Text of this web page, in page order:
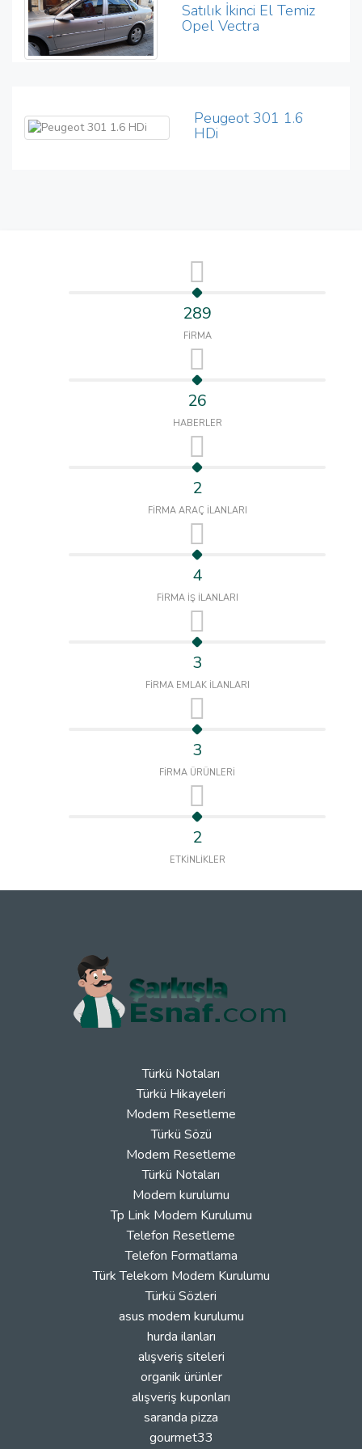
Satılık İkinci El Temiz
Opel Vectra
Peugeot 301 1.6
HDi
289
FİRMA
26
HABERLER
2
FİRMA ARAÇ İLANLARI
4
FİRMA İŞ İLANLARI
3
FİRMA EMLAK İLANLARI
3
FİRMA ÜRÜNLERİ
2
ETKİNLİKLER
Türkü Notaları
Türkü Hikayeleri
Modem Resetleme
Türkü Sözü
Modem Resetleme
Türkü Notaları
Modem kurulumu
Tp Link Modem Kurulumu
Telefon Resetleme
Telefon Formatlama
Türk Telekom Modem Kurulumu
Türkü Sözleri
asus modem kurulumu
hurda ilanları
alışveriş siteleri
organik ürünler
alışveriş kuponları
saranda pizza
gourmet33